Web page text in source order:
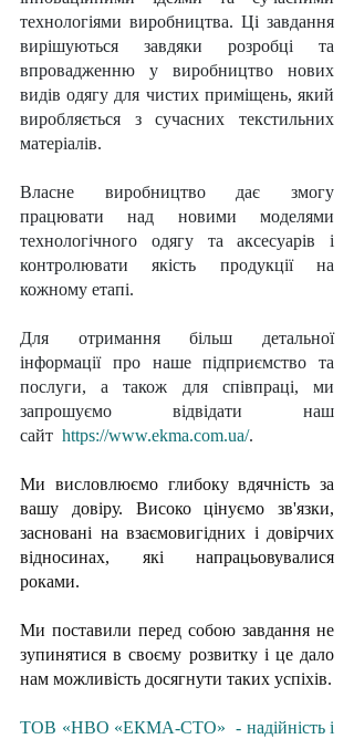
технологіями виробництва. Ці завдання
вирішуються завдяки розробці та
впровадженню у виробництво нових
видів одягу для чистих приміщень, який
виробляється з сучасних текстильних
матеріалів.
Власне виробництво дає змогу
працювати над новими моделями
технологічного одягу та аксесуарів і
контролювати якість продукції на
кожному етапі.
Для отримання більш детальної
інформації про наше підприємство та
послуги, а також для співпраці, ми
запрошуємо відвідати наш
сайт https://www.ekma.com.ua/.
Ми висловлюємо глибоку вдячність за
вашу довіру. Високо цінуємо зв'язки,
засновані на взаємовигідних і довірчих
відносинах, які напрацьовувалися
роками.
Ми поставили перед собою завдання не
зупинятися в своєму розвитку і це дало
нам можливість досягнути таких успіхів.
ТОВ «НВО «ЕКМА-СТО»  - надійність і